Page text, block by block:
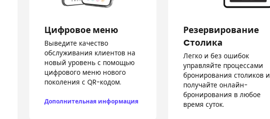
Цифровое меню
Выведите качество
обслуживания клиентов на
новый уровень с помощью
цифрового меню нового
поколения с QR-кодом.
Дополнительная информация
Резервирование
Cтолика
Легко и без ошибок
управляйте процессами
бронирования столиков и
получайте онлайн-
бронирования в любое
время суток.